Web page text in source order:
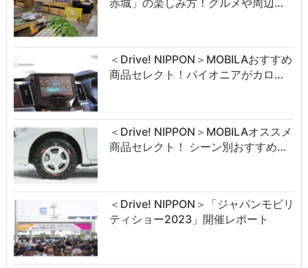
＜Drive! NIPPON＞MOBILAおすすめ
商品セレクト！パイオニアがカロ…
＜Drive! NIPPON＞MOBILAオススメ
商品セレクト！ シーン別おすすめ…
＜Drive! NIPPON＞「ジャパンモビリ
ティショー2023」開催レポート